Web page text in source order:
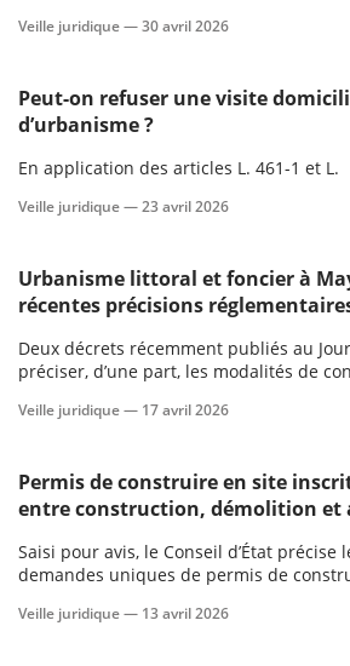
permis modificatif qui tire les
Veille juridique —30 avril 2026
Peut-on refuser une visite
d’urbanisme ?
En application des articles L. 461-1 et L.
Veille juridique —23 avril 2026
Urbanisme littoral et foncier à
récentes précisions
Deux décrets récemment publiés au
préciser, d’une part, les modalités de
conditions d’information des occupants
Veille juridique — 17 avril 2026
Permis de construire en site
entre construction, démolition et
Saisi pour avis, le Conseil d’État précise
demandes uniques de permis de
Veille juridique — 13 avril 2026